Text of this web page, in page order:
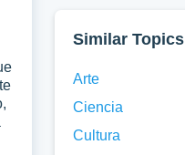
Similar Topics
Arte
Ciencia
Cultura